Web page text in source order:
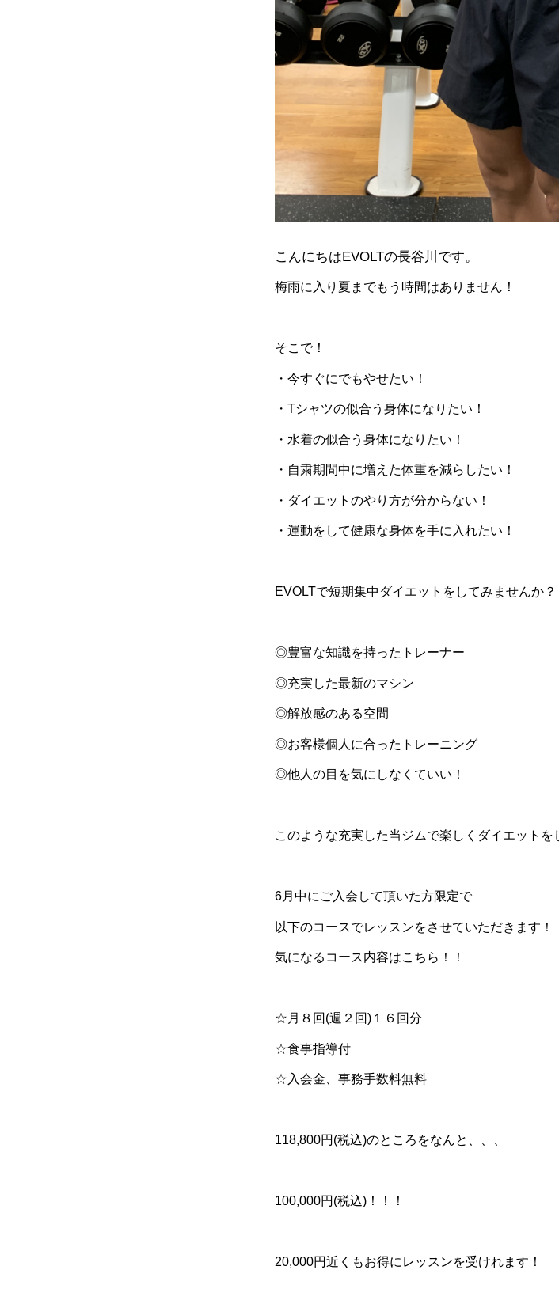
こんにちはEVOLTの長谷川です。
梅雨に入り夏までもう時間はありません！
そこで！
・今すぐにでもやせたい！
・Tシャツの似合う身体になりたい！
・水着の似合う身体になりたい！
・自粛期間中に増えた体重を減らしたい！
・ダイエットのやり方が分からない！
・運動をして健康な身体を手に入れたい！
EVOLTで短期集中ダイエットをしてみませんか？
◎豊富な知識を持ったトレーナー
◎充実した最新のマシン
◎解放感のある空間
◎お客様個人に合ったトレーニング
◎他人の目を気にしなくていい！
このような充実した当ジムで楽しくダイエットを
6月中にご入会して頂いた方限定で
以下のコースでレッスンをさせていただきます！
気になるコース内容はこちら！！
☆ 月８回 (週２回) １６回分
☆食事指導付
☆ 入会金、事務手数料無料
118,800円 (税込)のところをなんと、、、
100,000円 (税込) ！！！
20,000円近くもお得にレッスンを受けれます！